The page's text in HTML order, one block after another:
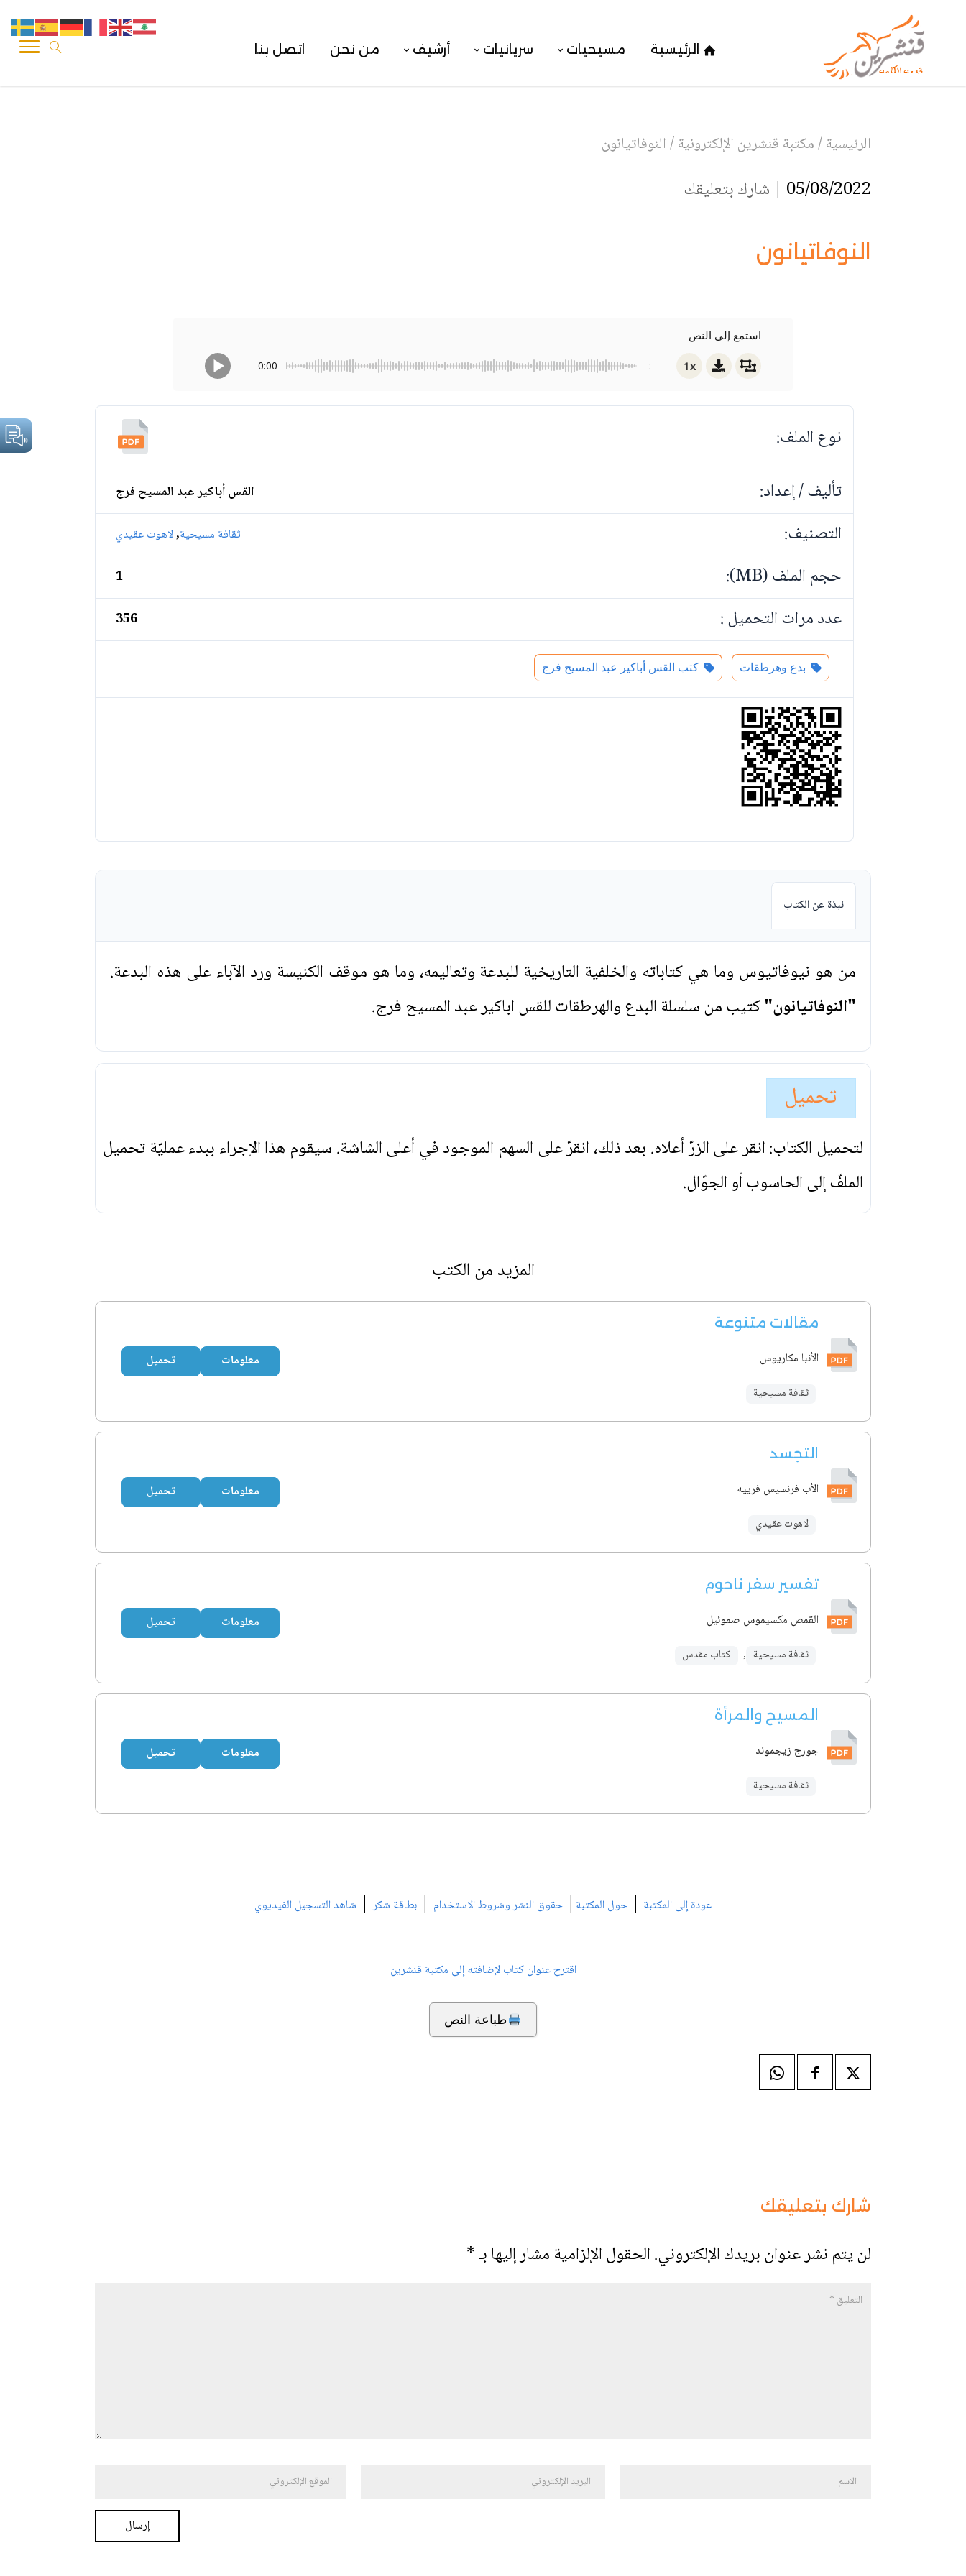
الرئيسية مسيحيات سريانيات أرشيف من نحن اتصل بنا
الرئيسية/مكتبة قنشرين الإلكترونية/النوفاتيانون
05/08/2022 | شارك بتعليقك
النوفاتيانون
استمع إلى النص
0:00 -:-- 1x
نوع الملف:
تأليف / إعداد:
القس أباكير عبد المسيح فرج
التصنيف: ثقافة مسيحية,لاهوت عقيدي
حجم الملف (MB): 1
عدد مرات التحميل : 356
بدع وهرطقات كتب القس أباكير عبد المسيح فرج
نبذة عن الكتاب
من هو نيوفاتيوس وما هي كتاباته والخلفية التاريخية للبدعة وتعاليمه، وما هو موقف الكنيسة ورد الآباء على هذه البدعة.
"النوفاتيانون"كتيب من سلسلة البدع والهرطقات للقس اباكير عبد المسيح فرج.
تحميل
لتحميل الكتاب: انقر على الزرّ أعلاه. بعد ذلك، انقرّ على السهم الموجود في أعلى الشاشة. سيقوم هذا الإجراء ببدء عمليّة تحميل
الملفّ إلى الحاسوب أو الجوّال.
المزيد من الكتب
مقالات متنوعة
الأنبا مكاريوس
ثقافة مسيحية
معلومات تحميل
التجسد
الأب فرنسيس فرييه
لاهوت عقيدي
معلومات تحميل
تفسير سفر ناحوم
القمص مكسيموس صموئيل
ثقافة مسيحية , كتاب مقدس
معلومات تحميل
المسيح والمرأة
جورج زيجموند
ثقافة مسيحية
معلومات تحميل
عودة إلى المكتبة | حول المكتبة | حقوق النشر وشروط الاستخدام | بطاقة شكر| شاهد التسجيل الفيديوي
اقترح عنوان كتاب لإضافته إلى مكتبة قنشرين
طباعة النص
شارك بتعليقك
لن يتم نشر عنوان بريدك الإلكتروني.الحقول الإلزامية مشار إليها بـ*